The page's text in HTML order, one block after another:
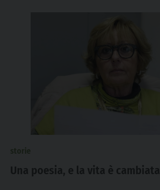
Una poesia, e la vita è cambiata